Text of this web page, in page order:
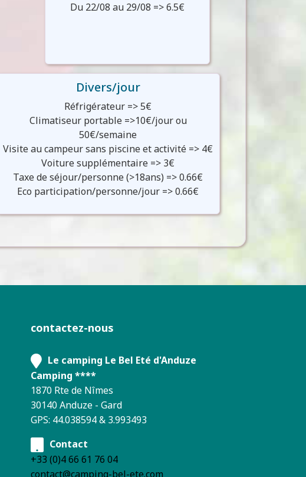
Du 22/08 au 29/08 => 6.5€
Divers/jour
Réfrigérateur => 5€
Climatiseur portable =>10€/jour ou
50€/semaine
Visite au campeur sans piscine et activité => 4€
Voiture supplémentaire => 3€
Taxe de séjour/personne (>18ans) => 0.66€
Eco participation/personne/jour => 0.66€
contactez-nous
Le camping Le Bel Eté d'Anduze
Camping ****
1870 Rte de Nîmes
30140 Anduze - Gard
GPS: 44.038594 & 3.993493
Contact
+33 (0)4 66 61 76 04
contact@camping-bel-ete.com